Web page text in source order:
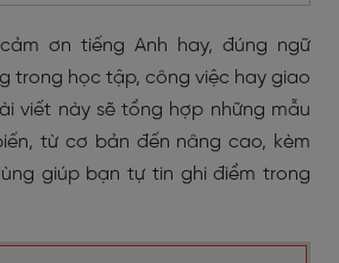
ơn tiếng Anh hay, đúng ngữ
trong học tập, công việc hay giao
viết này sẽ tổng hợp những mẫu
từ cơ bản đến nâng cao, kèm
giúp bạn tự tin ghi điểm trong